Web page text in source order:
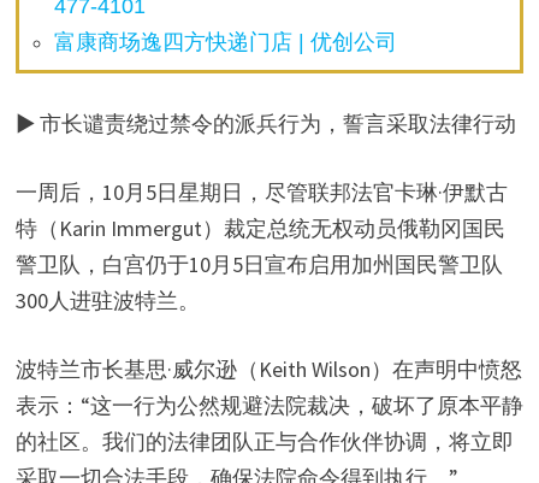
477-4101
富康商场逸四方快递门店 | 优创公司
▶ 市长谴责绕过禁令的派兵行为，誓言采取法律行动
一周后，10月5日星期日，尽管联邦法官卡琳·伊默古
特（Karin Immergut）裁定总统无权动员俄勒冈国民
警卫队，白宫仍于10月5日宣布启用加州国民警卫队
300人进驻波特兰。
波特兰市长基思·威尔逊（Keith Wilson）在声明中愤怒
表示：“这一行为公然规避法院裁决，破坏了原本平静
的社区。我们的法律团队正与合作伙伴协调，将立即